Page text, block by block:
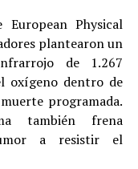
Physical
plantearon un
de 1.267
oxígeno dentro de
programada.
también frena
a resistir el